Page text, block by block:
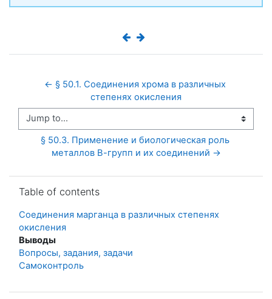
← § 50.1. Соединения хрома в различных
степенях окисления
Jump to...
§ 50.3. Применение и биологическая роль
металлов В-групп и их соединений →
Table of contents
Соединения марганца в различных степенях
окисления
Выводы
Вопросы, задания, задачи
Самоконтроль